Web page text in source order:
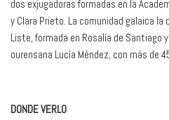
dos exjugadoras formadas en la
y Clara Prieto. La comunidad galaica
Liste, formada en Rosalía de Santiago
ourensana Lucía Méndez, con más de
DONDE VERLO